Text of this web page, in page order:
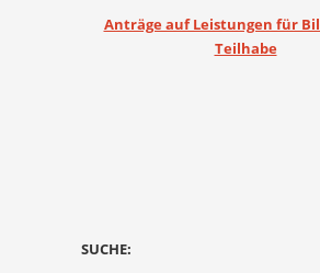
Anträge auf Leistungen für
Teilhabe
SUCHE: